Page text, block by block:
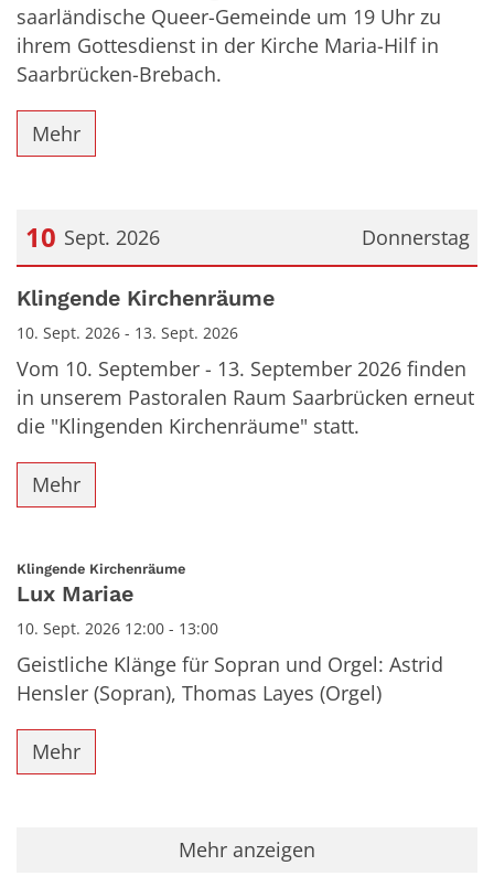
saarländische Queer-Gemeinde um 19 Uhr zu
ihrem Gottesdienst in der Kirche Maria-Hilf in
Saarbrücken-Brebach.
Mehr
Donnerstag
10 Sept. 2026
Datum: 10. September 2026
Klingende Kirchenräume
10. Sept. 2026 - 13. Sept. 2026
Vom 10. September - 13. September 2026 finden
in unserem Pastoralen Raum Saarbrücken erneut
die "Klingenden Kirchenräume" statt.
Mehr
Klingende Kirchenräume:
Lux Mariae
10. Sept. 2026 12:00 - 13:00
Geistliche Klänge für Sopran und Orgel: Astrid
Hensler (Sopran), Thomas Layes (Orgel)
Mehr
Mehr anzeigen